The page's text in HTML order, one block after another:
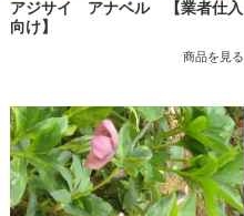
アジサイ アナベル 【業者仕入
向け】
商品を見る